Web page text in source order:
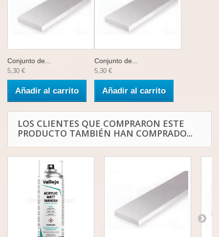
Conjunto de...
5,30 €
Añadir al carrito
Conjunto de...
5,30 €
Añadir al carrito
LOS CLIENTES QUE COMPRARON ESTE
PRODUCTO TAMBIÉN HAN COMPRADO...